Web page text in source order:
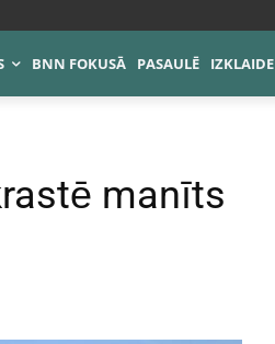
BNN FOKUSĀ PASAULĒ IZKLAIDE
manīts